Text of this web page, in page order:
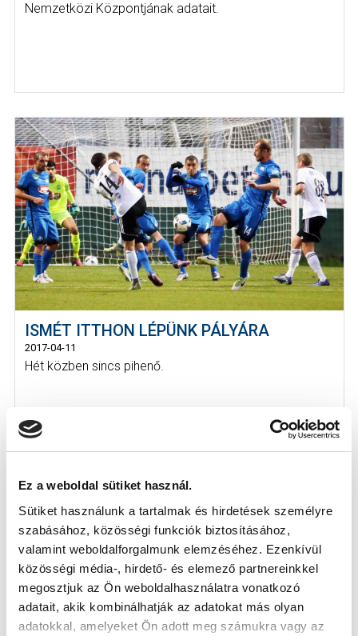
Ez a weboldal sütiket használ.
Sütiket használunk a tartalmak és hirdetések személyre
szabásához, közösségi funkciók biztosításához,
valamint weboldalforgalmunk elemzéséhez. Ezenkívül
közösségi média-, hirdető- és elemező partnereinkkel
megosztjuk az Ön weboldalhasználatra vonatkozó
adatait, akik kombinálhatják az adatokat más olyan
adatokkal, amelyeket Ön adott meg számukra vagy az
Nemzetközi Központjának adatait.
ISMÉT ITTHON LÉPÜNK PÁLYÁRA
2017-04-11
Hét közben sincs pihenő.